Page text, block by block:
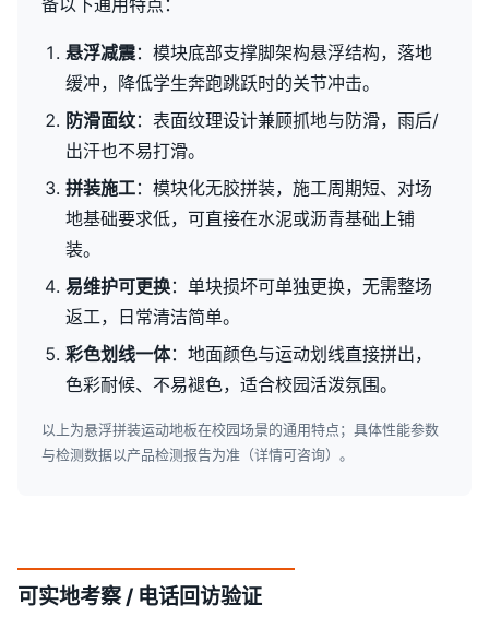
悬浮减震：模块底部支撑脚架构悬浮结构，落地
缓冲，降低学生奔跑跳跃时的关节冲击。
防滑面纹：表面纹理设计兼顾抓地与防滑，雨后/
出汗也不易打滑。
拼装施工：模块化无胶拼装，施工周期短、对场
地基础要求低，可直接在水泥或沥青基础上铺
装。
易维护可更换：单块损坏可单独更换，无需整场
返工，日常清洁简单。
彩色划线一体：地面颜色与运动划线直接拼出，
色彩耐候、不易褪色，适合校园活泼氛围。
以上为悬浮拼装运动地板在校园场景的通用特点；具体性能参数
与检测数据以产品检测报告为准（详情可咨询）。
可实地考察 / 电话回访验证